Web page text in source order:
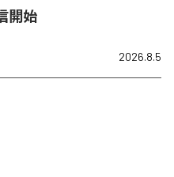
開始
2026.8.5